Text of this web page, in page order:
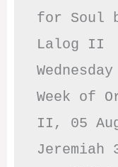
for Soul
Lalog II
Week of
II, 05